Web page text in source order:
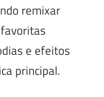
remixar
e efeitos
principal.